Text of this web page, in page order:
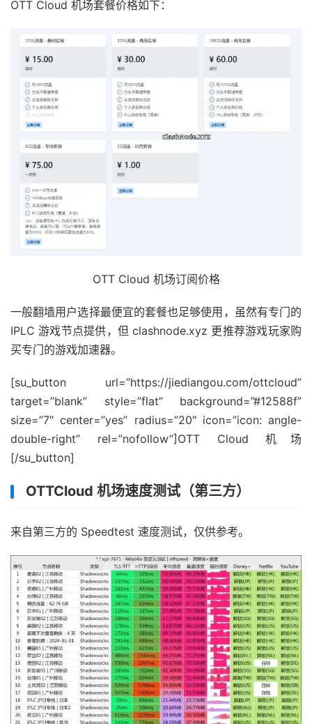
OTT Cloud 机场套餐价格如下：
OTT Cloud 机场订阅价格
一般翻墙用户选择最便宜的套餐也足够使用，虽然有专门的
IPLC 游戏节点提供，但 clashnode.xyz 更推荐游戏玩家购
买专门的游戏加速器。
[su_button url=”https://jiediangou.com/ottcloud”
target=”blank” style=”flat” background=”#12588f”
size=”7″ center=”yes” radius=”20″ icon=”icon: angle-
double-right” rel=”nofollow”]OTT Cloud 机场
[/su_button]
OTTCloud 机场速度测试（第三方）
来自第三方的 Speedtest 速度测试，仅供参考。